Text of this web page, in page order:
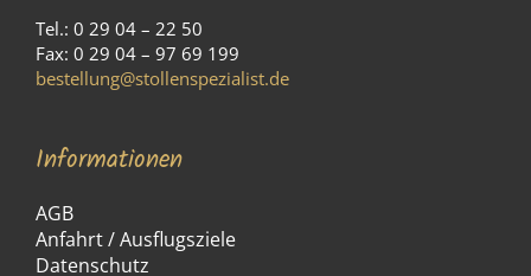
Tel.: 0 29 04 – 22 50
Fax: 0 29 04 – 97 69 199
bestellung@stollenspezialist.de
Informationen
AGB
Anfahrt / Ausflugsziele
Datenschutz